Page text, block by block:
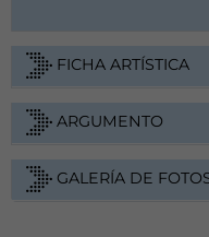
FICHA ARTÍSTICA
ARGUMENTO
GALERÍA DE